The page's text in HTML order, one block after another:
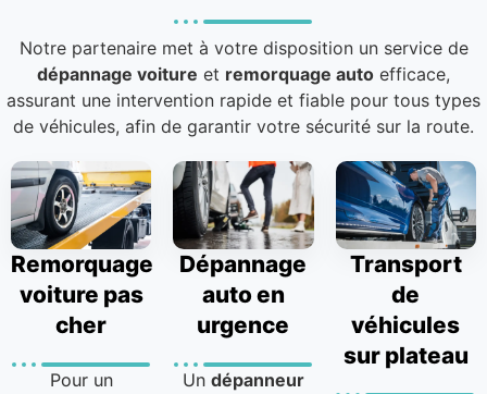
Notre partenaire met à votre disposition un service de
dépannage voiture et remorquage auto efficace,
assurant une intervention rapide et fiable pour tous types
de véhicules, afin de garantir votre sécurité sur la route.
Remorquage
voiture pas
cher
Pour un
Dépannage
auto en
urgence
Un dépanneur
Transport
de
véhicules
sur plateau